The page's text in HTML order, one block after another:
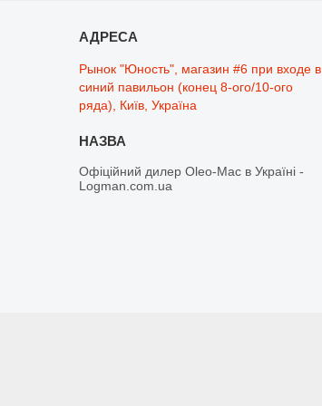
Рынок "Юность", магазин #6 при входе в
синий павильон (конец 8-ого/10-ого
ряда), Київ, Україна
Офіційний дилер Oleo-Mac в Україні -
Logman.com.ua